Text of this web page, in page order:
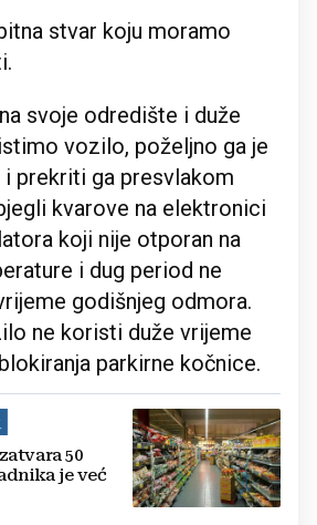
stvar koju moramo
svoje odredište i duže
vozilo, poželjno ga je
i prekriti ga presvlakom
kvarove na elektronici
koji nije otporan na
i dug period ne
godišnjeg odmora.
ne koristi duže vrijeme
parkirne kočnice.
50
je već